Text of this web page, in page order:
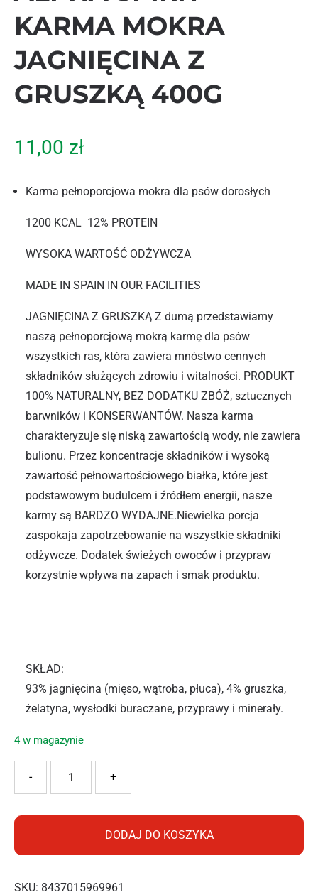
KARMA MOKRA
JAGNIĘCINA Z
GRUSZKĄ 400G
11,00 zł
Karma pełnoporcjowa mokra dla psów dorosłych
1200 KCAL 12% PROTEIN
WYSOKA WARTOŚĆ ODŻYWCZA
MADE IN SPAIN IN OUR FACILITIES
JAGNIĘCINA Z GRUSZKĄ Z dumą przedstawiamy
naszą pełnoporcjową mokrą karmę dla psów
wszystkich ras, która zawiera mnóstwo cennych
składników służących zdrowiu i witalności. PRODUKT
100% NATURALNY, BEZ DODATKU ZBÓŻ, sztucznych
barwników i KONSERWANTÓW. Nasza karma
charakteryzuje się niską zawartością wody, nie zawiera
bulionu. Przez koncentracje składników i wysoką
zawartość pełnowartościowego białka, które jest
podstawowym budulcem i źródłem energii, nasze
karmy są BARDZO WYDAJNE.Niewielka porcja
zaspokaja zapotrzebowanie na wszystkie składniki
odżywcze. Dodatek świeżych owoców i przypraw
korzystnie wpływa na zapach i smak produktu.
SKŁAD:
93% jagnięcina (mięso, wątroba, płuca), 4% gruszka,
żelatyna, wysłodki buraczane, przyprawy i minerały.
4 w magazynie
+
-
DODAJ DO KOSZYKA
SKU: 8437015969961